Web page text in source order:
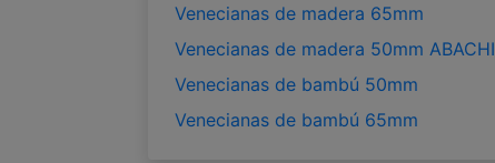
Venecianas de madera 65mm
Venecianas de madera 50mm ABACHI
Venecianas de bambú 50mm
Venecianas de bambú 65mm